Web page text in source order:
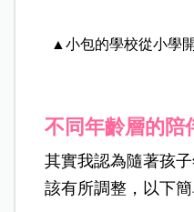
▲小包的學校從小學
不同年齡層的陪
其實我認為隨著孩
該有所調整，以下簡